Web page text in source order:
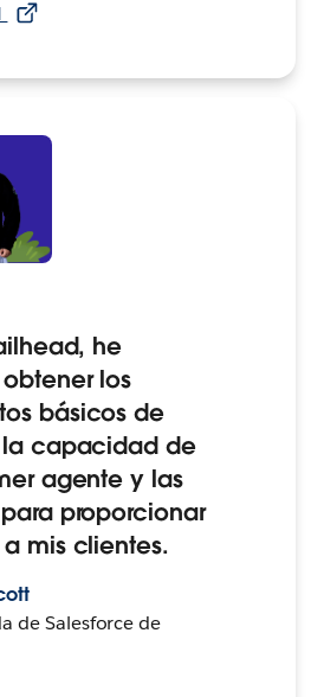
he
los
básicos de
capacidad de
agente y las
proporcionar
mis clientes.
de Salesforce de